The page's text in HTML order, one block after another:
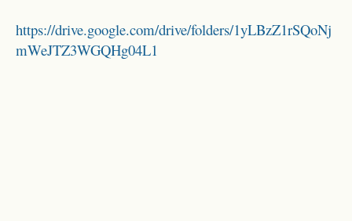
https://drive.google.com/drive/folders/1yLBzZ1rSQoNj
mWeJTZ3WGQHg04L1